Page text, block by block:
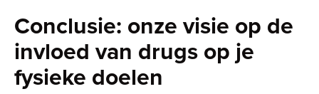
Conclusie: onze visie op de
invloed van drugs op je
fysieke doelen